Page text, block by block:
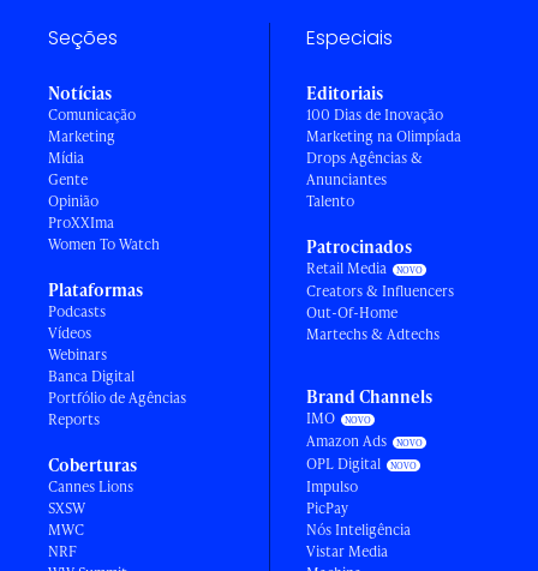
Seções
Notícias
Comunicação
Marketing
Mídia
Gente
Opinião
ProXXIma
Women To Watch
Plataformas
Podcasts
Vídeos
Webinars
Banca Digital
Portfólio de Agências
Reports
Coberturas
Cannes Lions
SXSW
MWC
NRF
Especiais
Editoriais
100 Dias de Inovação
Marketing na Olimpíada
Drops Agências &
Anunciantes
Talento
Patrocinados
Retail Media
Creators & Influencers
Out-Of-Home
Martechs & Adtechs
Brand Channels
IMO
Amazon Ads
OPL Digital
Impulso
PicPay
Nós Inteligência
Vistar Media